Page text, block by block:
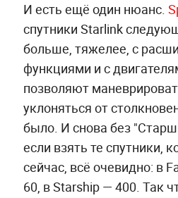
И есть ещё один нюанс.
спутники Starlink
больше, тяжелее, с
функциями и с
позволяют
уклоняться от
было. И снова без
если взять те спутники,
сейчас, всё очевидно: в
60, в Starship — 400. Так